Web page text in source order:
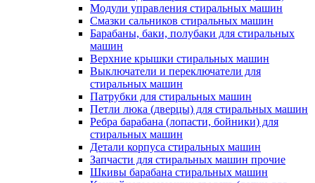
Модули управления стиральных машин
Смазки сальников стиральных машин
Барабаны, баки, полубаки для стиральных
машин
Верхние крышки стиральных машин
Выключатели и переключатели для
стиральных машин
Патрубки для стиральных машин
Петли люка (дверцы) для стиральных машин
Ребра барабана (лопасти, бойники) для
стиральных машин
Детали корпуса стиральных машин
Запчасти для стиральных машин прочие
Шкивы барабана стиральных машин